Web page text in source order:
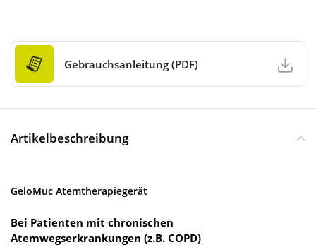
Gebrauchsanleitung (PDF)
Artikelbeschreibung
GeloMuc Atemtherapiegerät
Bei Patienten mit chronischen
Atemwegserkrankungen (z.B. COPD)